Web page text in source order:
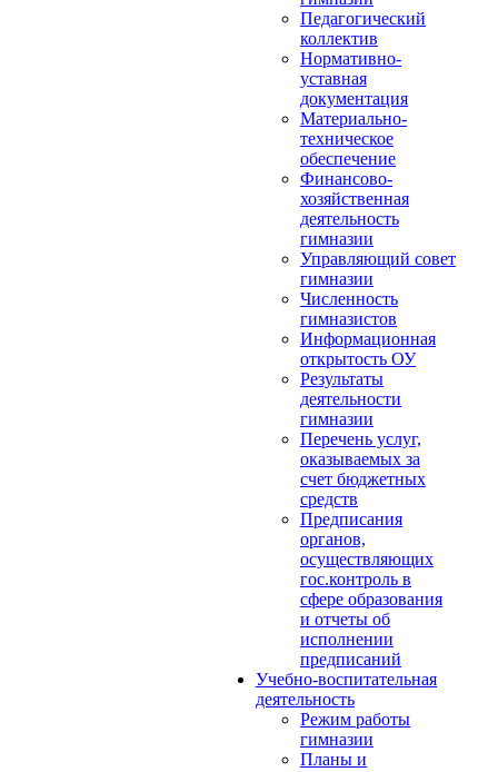
Педагогический
коллектив
Нормативно-
уставная
документация
Материально-
техническое
обеспечение
Финансово-
хозяйственная
деятельность
гимназии
Управляющий совет
гимназии
Численность
гимназистов
Информационная
открытость ОУ
Результаты
деятельности
гимназии
Перечень услуг,
оказываемых за
счет бюджетных
средств
Предписания
органов,
осуществляющих
гос.контроль в
сфере образования
и отчеты об
исполнении
предписаний
Учебно-воспитательная
деятельность
Режим работы
гимназии
Планы и